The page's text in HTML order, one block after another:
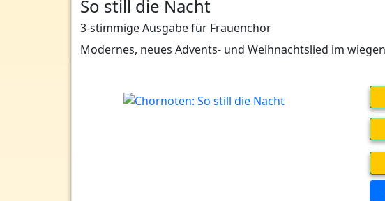
So still die Nacht
3-stimmige Ausgabe für Frauenchor
Modernes, neues Advents- und Weihnachtslied im